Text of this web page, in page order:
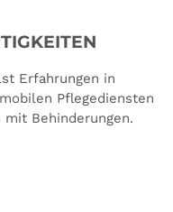
Erfahrungen in
Pflegediensten
Behinderungen.